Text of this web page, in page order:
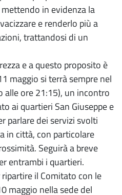
in evidenza la
e renderlo più a
trattandosi di un
e a questo proposito è
maggio si terrà sempre nel
alle ore 21:15), un incontro
ai quartieri San Giuseppe e
parlare dei servizi svolti
in città, con particolare
Seguirà a breve
entrambi i quartieri.
il Comitato con le
maggio nella sede del